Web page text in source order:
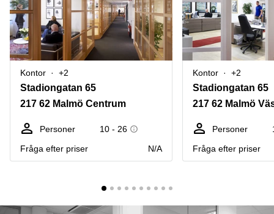
Lagerlokaler
Industrilokaler
Butikslokaler
Verkstad
Mötesrum
kontor
Uppsala
Norrköping
Östermalm
Skåne
Vasastan
Kontorshotell
Göteborg
Coworking
Stockholm
Kontorshotell
Malmö
Coworking
Malmö
Lediga
Pris
Logga in
Kontor +2
Stadiongatan 65
217 62 Malmö Centrum
Personer
10 - 26
Fråga efter priser
N/A
Kontor +2
Stadiongatan 65
217 62 Malmö
Personer
Fråga efter priser